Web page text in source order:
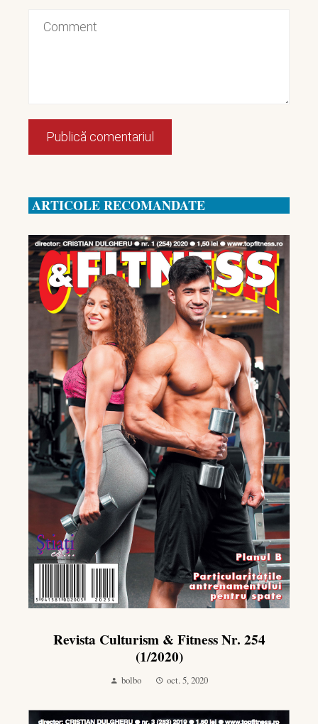
ARTICOLE RECOMANDATE
Revista Culturism & Fitness Nr. 254
(1/2020)
bolbo oct. 5, 2020